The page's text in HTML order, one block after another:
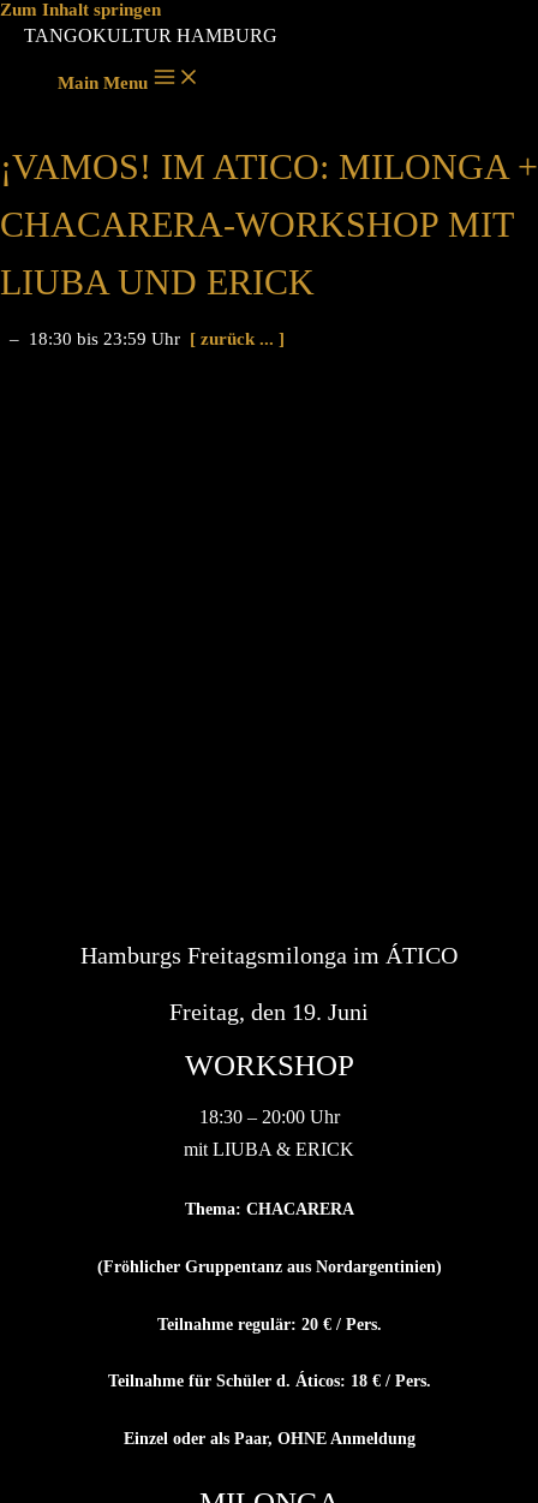
Zum Inhalt springen
TANGOKULTUR HAMBURG
Main Menu
¡VAMOS! IM ATICO: MILONGA +
CHACARERA-WORKSHOP MIT
LIUBA UND ERICK
– 18:30 bis 23:59 Uhr [ zurück ... ]
Hamburgs Freitagsmilonga im ÁTICO
Freitag, den 19. Juni
WORKSHOP
18:30 – 20:00 Uhr
mit LIUBA & ERICK
Thema: CHACARERA
(Fröhlicher Gruppentanz aus Nordargentinien)
Teilnahme regulär: 20 € / Pers.
Teilnahme für Schüler d. Áticos: 18 € / Pers.
Einzel oder als Paar, OHNE Anmeldung